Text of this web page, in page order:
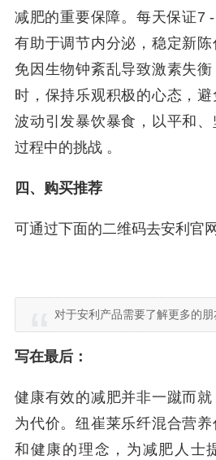
减肥的重要保障。每天保证7
有助于调节内分泌，稳定新
免因生物钟紊乱导致激素失
时，保持乐观积极的心态，
波动引发暴饮暴食，以平和
过程中的挑战 。
四、购买推荐
可通过下面的二维码去安利官
对于安利产品需要了解更多的朋
写在最后：
健康有效的减肥并非一蹴而
为代价。纽崔莱乐纤混合营
和健康的理念，为减肥人士